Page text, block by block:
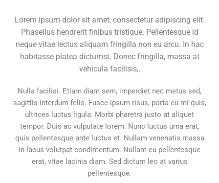
Lorem ipsum dolor sit amet, consectetur adipiscing elit.
Phasellus hendrerit finibus tristique. Pellentesque id
neque vitae lectus aliquam fringilla non eu arcu. In hac
habitasse platea dictumst. Donec fringilla, massa at
vehicula facilisis,.
Nulla facilisi. Etiam diam sem, imperdiet nec metus sed,
sagittis interdum felis. Fusce ipsum risus, porta eu mi quis,
ultrices luctus ligula. Morbi pharetra justo at aliquet
tempor. Duis ac vulputate lorem. Nunc luctus urna erat,
quis pellentesque ante luctus et. Nullam venenatis massa
in lacus volutpat condimentum. Nullam eu pellentesque
erat, vitae lacinia diam. Sed dictum leo at varius
pellentesque.